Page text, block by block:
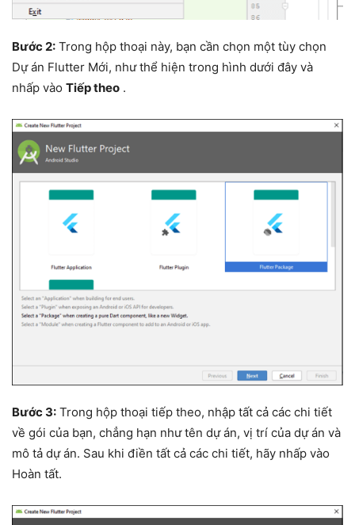
Bước 2: Trong hộp thoại này, bạn cần chọn một tùy chọn
Dự án Flutter Mới, như thể hiện trong hình dưới đây và
nhấp vào Tiếp theo .
Bước 3: Trong hộp thoại tiếp theo, nhập tất cả các chi tiết
về gói của bạn, chẳng hạn như tên dự án, vị trí của dự án và
mô tả dự án. Sau khi điền tất cả các chi tiết, hãy nhấp vào
Hoàn tất.